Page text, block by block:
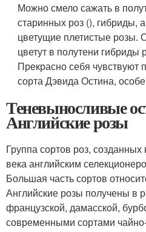
Можно смело сажать в
старинных роз (), гибриды,
цветущие плетистые розы.
цветут в полутени гибриды
Прекрасно себя чувствуют
сорта Дэвида Остина,
Теневыносливые
Английские розы
Группа сортов роз,
века английским
Большая часть сортов
Английские розы получены в
французской, дамасской,
современными сортами